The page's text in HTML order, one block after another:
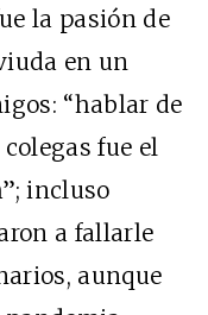
la pasión de
en un
“hablar de
fue el
incluso
a fallarle
aunque